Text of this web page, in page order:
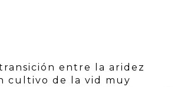
entre la aridez
cultivo de la vid muy